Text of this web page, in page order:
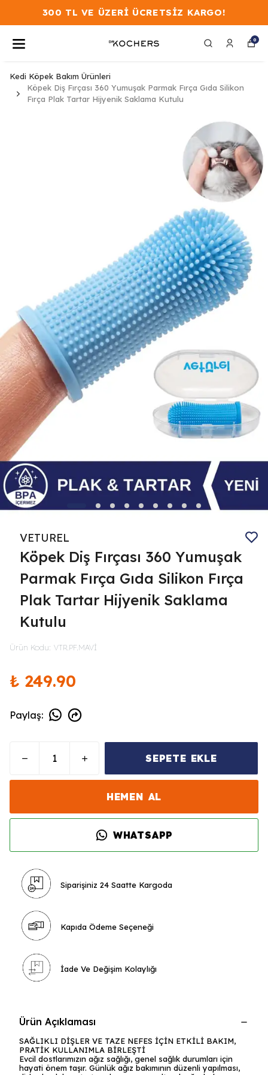
300 TL VE ÜZERİ ÜCRETSİZ KARGO!
0
Kedi Köpek Bakım Ürünleri
Köpek Diş Fırçası 360 Yumuşak Parmak Fırça Gıda Silikon
Fırça Plak Tartar Hijyenik Saklama Kutulu
VETUREL
Köpek Diş Fırçası 360 Yumuşak
Parmak Fırça Gıda Silikon Fırça
Plak Tartar Hijyenik Saklama
Kutulu
Ürün Kodu: VTR.PF.MAVİ
₺ 249.90
Paylaş:
SEPETE EKLE
HEMEN AL
WHATSAPP
Siparişiniz 24 Saatte Kargoda
Kapıda Ödeme Seçeneği
İade Ve Değişim Kolaylığı
Ürün Açıklaması
SAĞLIKLI DİŞLER VE TAZE NEFES İÇİN ETKİLİ BAKIM,
PRATİK KULLANIMLA BİRLEŞTİ
Evcil dostlarımızın ağız sağlığı, genel sağlık durumları için
hayati önem taşır. Günlük ağız bakımının düzenli yapılması,